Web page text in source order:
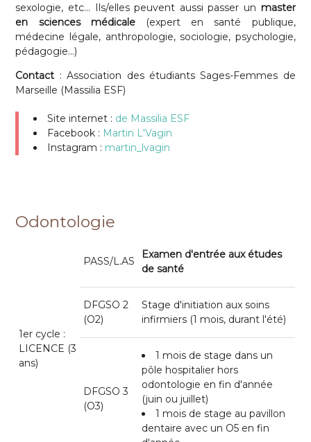
sexologie, etc... Ils/elles peuvent aussi passer un master
en sciences médicale(expert en santé publique,
médecine légale, anthropologie, sociologie, psychologie,
pédagogie...)
Contact : Association des étudiants Sages-Femmes de
Marseille (Massilia ESF)
Site internet : de Massilia ESF
Facebook : Martin L'Vagin
Instagram : martin_lvagin
Odontologie
1er cycle :
LICENCE (3
ans)
PASS/L.AS
Examen d'entrée aux études
de santé
DFGSO 2
(O2)
Stage d'initiation aux soins
infirmiers (1 mois, durant l'été)
DFGSO 3
(O3)
1 mois de stage dans un
pôle hospitalier hors
odontologie en fin d'année
(juin ou juillet)
1 mois de stage au pavillon
dentaire avec un O5 en fin